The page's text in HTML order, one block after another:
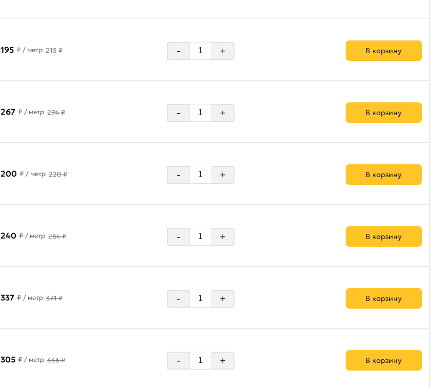
195 ₽ / метр 215 ₽ - + В корзину
267 ₽ / метр 294 ₽ - + В корзину
200 ₽ / метр 220 ₽ - + В корзину
240 ₽ / метр 264 ₽ - + В корзину
337 ₽ / метр 371 ₽ - + В корзину
305 ₽ / метр 336 ₽ - + В корзину